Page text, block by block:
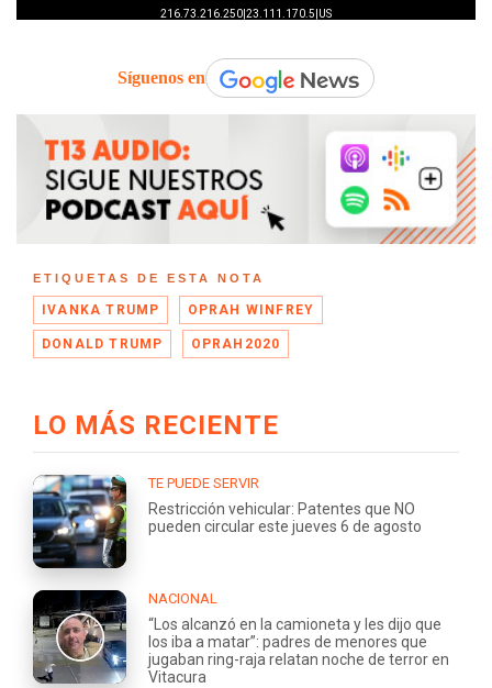
Síguenos en
ETIQUETAS DE ESTA NOTA
IVANKA TRUMP OPRAH WINFREY
DONALD TRUMP OPRAH2020
LO MÁS RECIENTE
TE PUEDE SERVIR
Restricción vehicular: Patentes que NO
pueden circular este jueves 6 de agosto
NACIONAL
“Los alcanzó en la camioneta y les dijo que
los iba a matar”: padres de menores que
jugaban ring-raja relatan noche de terror en
Vitacura